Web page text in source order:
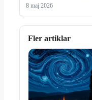
8 maj 2026
Fler artiklar